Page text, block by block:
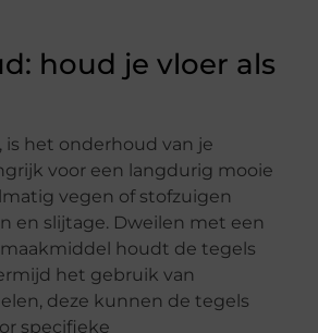
houd je vloer als
is het onderhoud van je
voor een langdurig mooie
vegen of stofzuigen
en slijtage. Dweilen met een
houdt de tegels
het gebruik van
deze kunnen de tegels
specifieke